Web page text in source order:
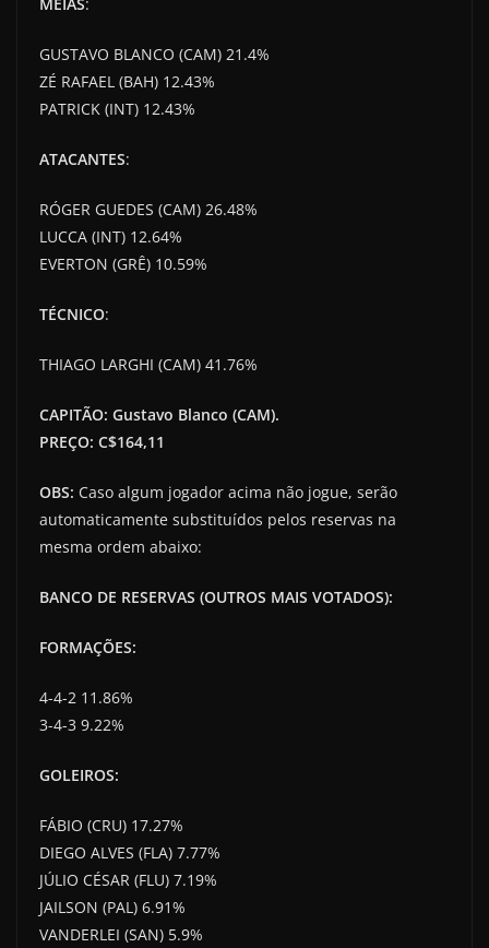
GUSTAVO BLANCO (CAM) 21.4%
ZÉ RAFAEL (BAH) 12.43%
PATRICK (INT) 12.43%
ATACANTES:
RÓGER GUEDES (CAM) 26.48%
LUCCA (INT) 12.64%
EVERTON (GRÊ) 10.59%
TÉCNICO:
THIAGO LARGHI (CAM) 41.76%
CAPITÃO: Gustavo Blanco (CAM).
PREÇO: C$164,11
OBS: Caso algum jogador acima não jogue, serão
automaticamente substituídos pelos reservas na
mesma ordem abaixo:
BANCO DE RESERVAS (OUTROS MAIS VOTADOS):
FORMAÇÕES:
4-4-2 11.86%
3-4-3 9.22%
GOLEIROS:
FÁBIO (CRU) 17.27%
DIEGO ALVES (FLA) 7.77%
JÚLIO CÉSAR (FLU) 7.19%
JAILSON (PAL) 6.91%
VANDERLEI (SAN) 5.9%